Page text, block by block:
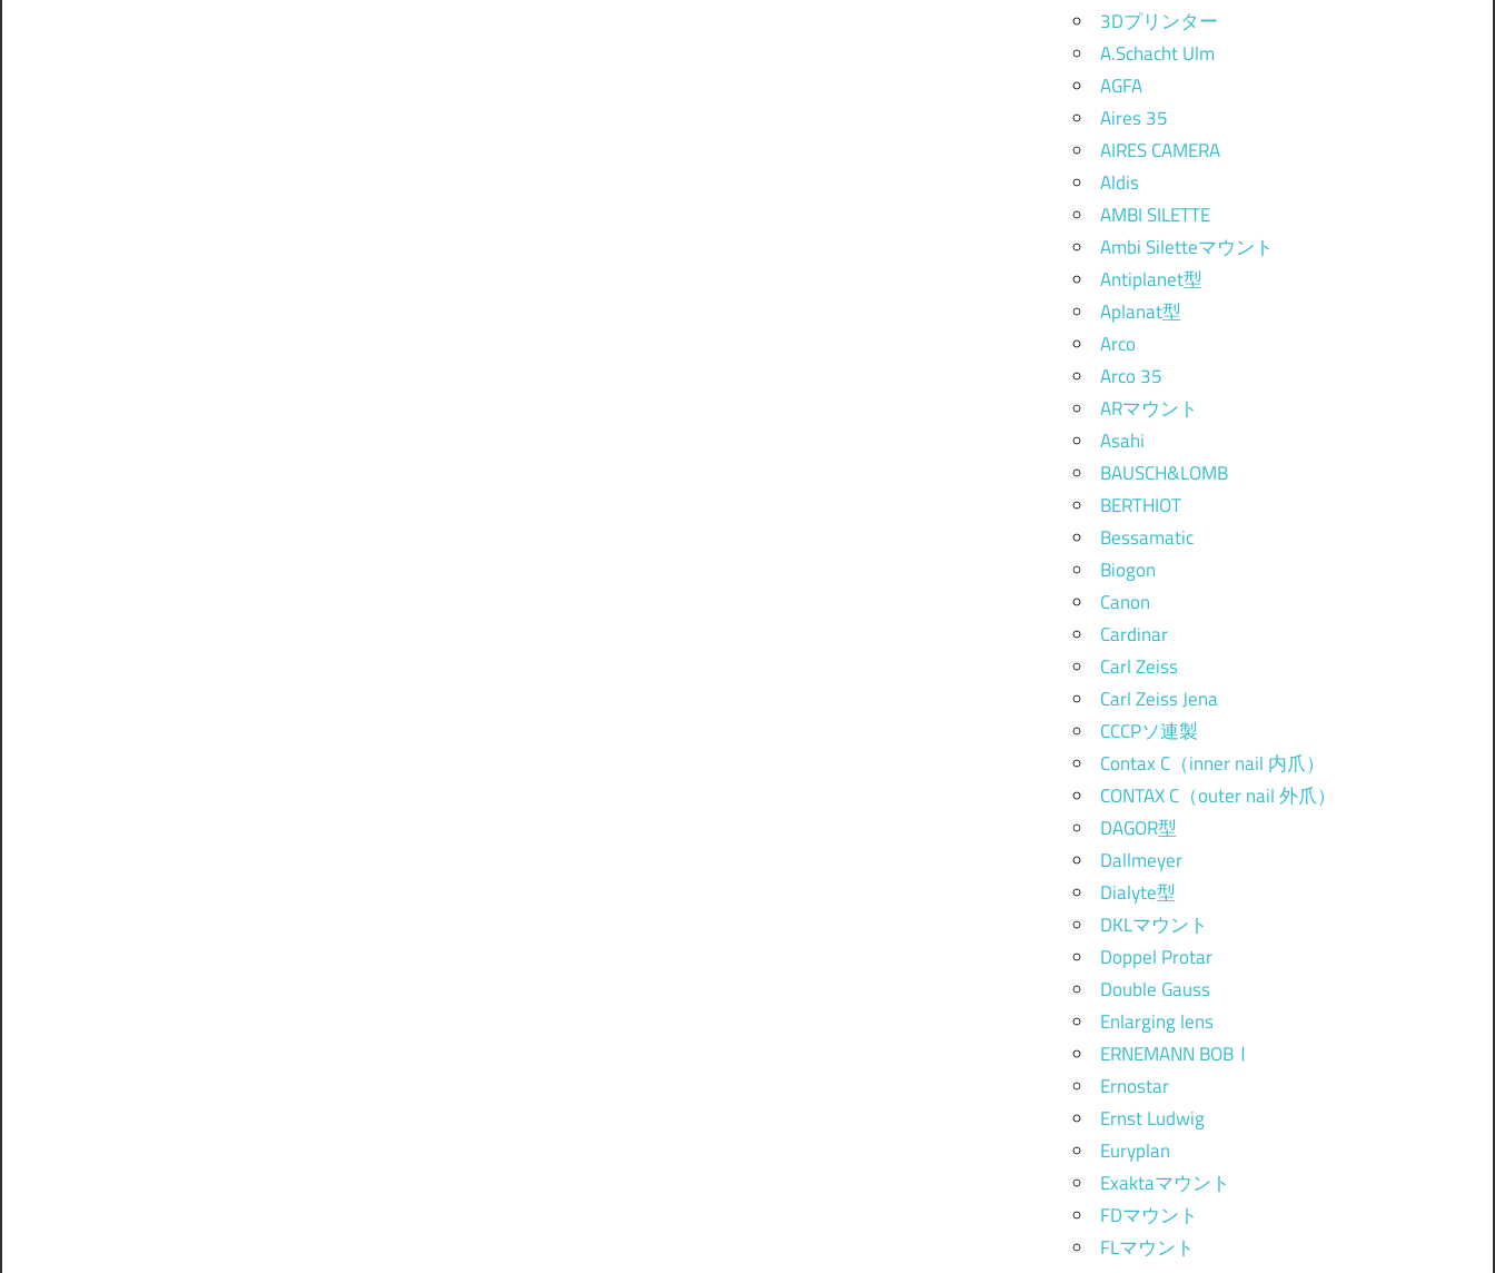
3Dプリンター
A.Schacht Ulm
AGFA
Aires 35
AIRES CAMERA
Aldis
AMBI SILETTE
Ambi Siletteマウント
Antiplanet型
Aplanat型
Arco
Arco 35
ARマウント
Asahi
BAUSCH&LOMB
BERTHIOT
Bessamatic
Biogon
Canon
Cardinar
Carl Zeiss
Carl Zeiss Jena
CCCPソ連製
Contax C（inner nail 内爪）
CONTAX C（outer nail 外爪）
DAGOR型
Dallmeyer
Dialyte型
DKLマウント
Doppel Protar
Double Gauss
Enlarging lens
ERNEMANN BOBⅠ
Ernostar
Ernst Ludwig
Euryplan
Exaktaマウント
FDマウント
FLマウント